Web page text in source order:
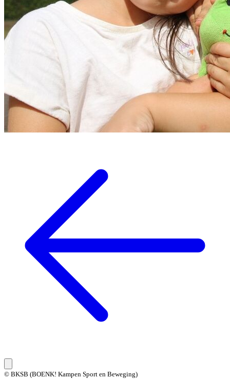
© BKSB (BOENK! Kampen Sport en Beweging)